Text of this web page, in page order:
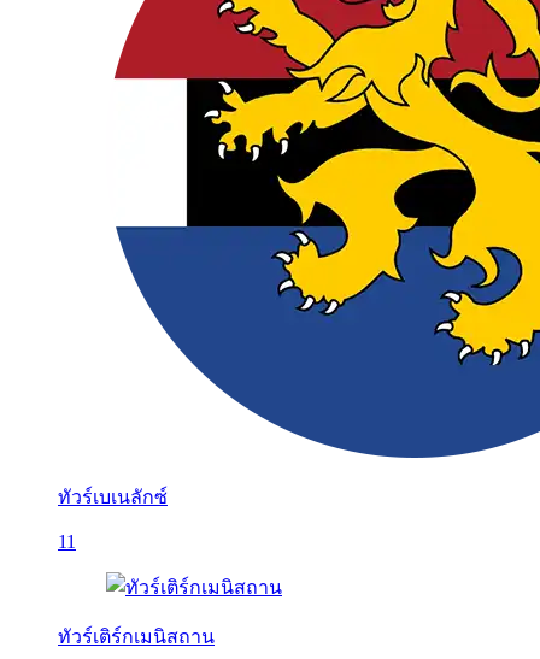
ทัวร์เบเนลักซ์
11
ทัวร์เติร์กเมนิสถาน